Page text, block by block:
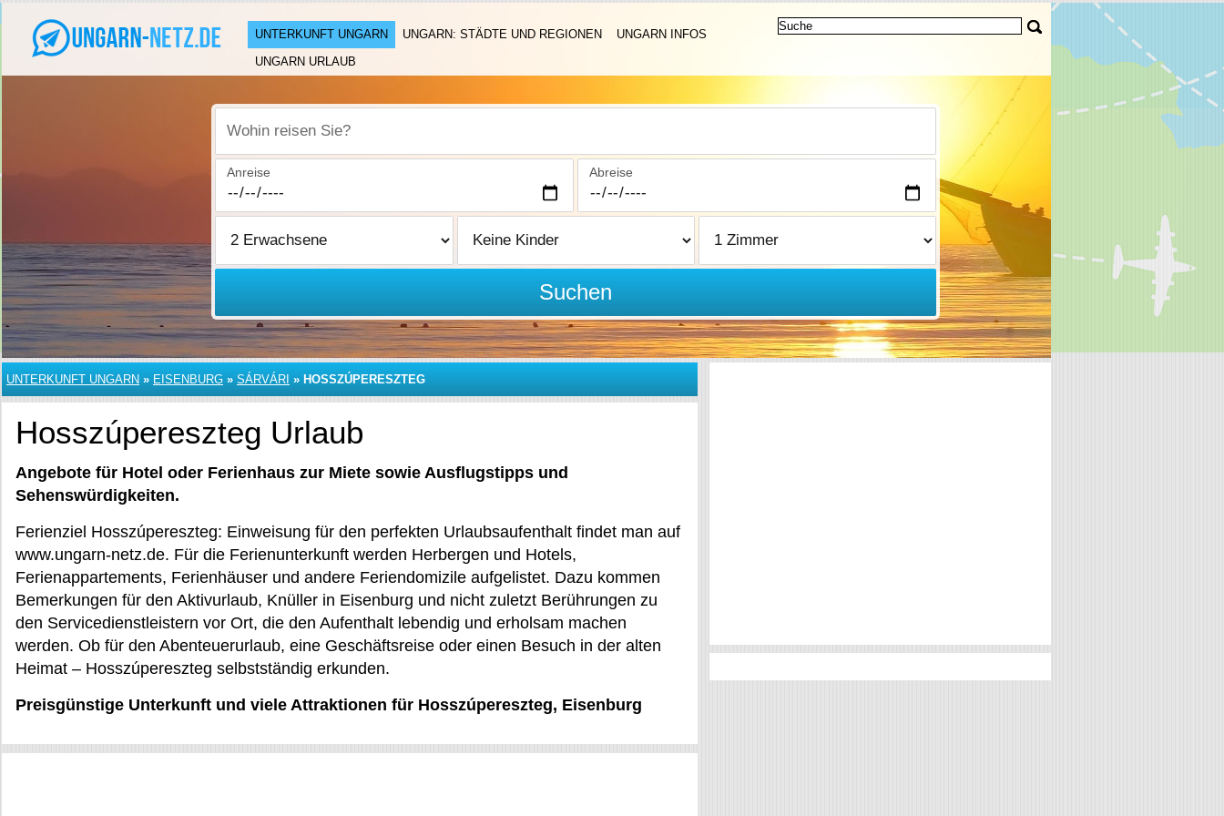
UNTERKUNFT UNGARN UNGARN: STÄDTE UND REGIONEN
UNGARN INFOS
UNGARN URLAUB
Wohin reisen Sie?
Anreise Abreise
Suchen
UNTERKUNFT UNGARN » EISENBURG » SÁRVÁRI » HOSSZÚPERESZTEG
Hosszúpereszteg Urlaub
Angebote für Hotel oder Ferienhaus zur Miete sowie Ausflugstipps und
Sehenswürdigkeiten.
Ferienziel Hosszúpereszteg: Einweisung für den perfekten Urlaubsaufenthalt findet man auf
www.ungarn-netz.de. Für die Ferienunterkunft werden Herbergen und Hotels,
Ferienappartements, Ferienhäuser und andere Feriendomizile aufgelistet. Dazu kommen
Bemerkungen für den Aktivurlaub, Knüller in Eisenburg und nicht zuletzt Berührungen zu
den Servicedienstleistern vor Ort, die den Aufenthalt lebendig und erholsam machen
werden. Ob für den Abenteuerurlaub, eine Geschäftsreise oder einen Besuch in der alten
Heimat – Hosszúpereszteg selbstständig erkunden.
Preisgünstige Unterkunft und viele Attraktionen für Hosszúpereszteg, Eisenburg